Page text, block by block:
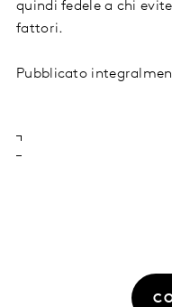
quindi fedele a chi
fattori.
Pubblicato